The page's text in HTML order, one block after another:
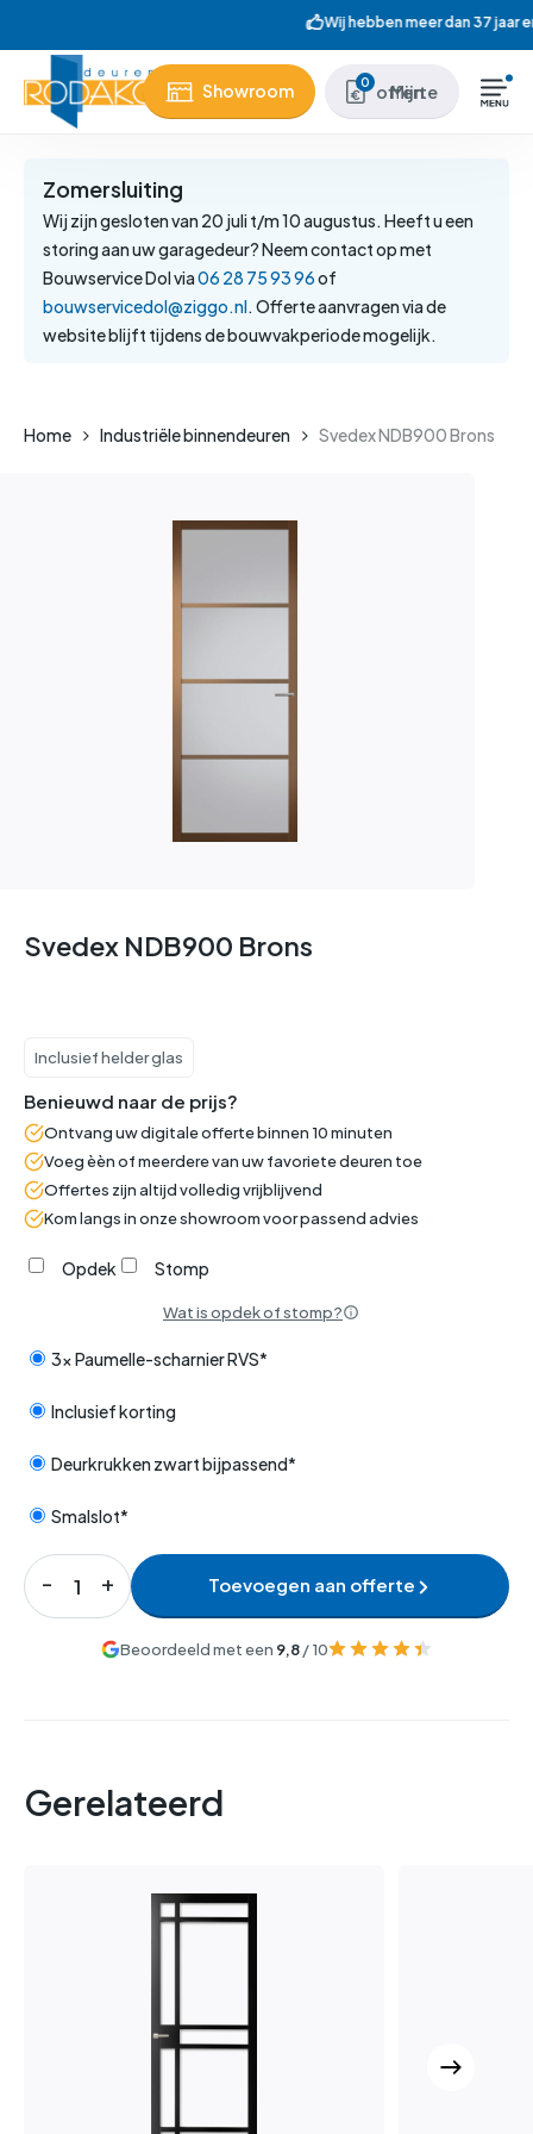
content
Wij hebben meer dan 37 jaar ervaring
Showroom 0 Mijn offerte
Zomersluiting
Wij zijn gesloten van 20 juli t/m 10 augustus. Heeft u een
storing aan uw garagedeur? Neem contact op met
Bouwservice Dol via06 28 75 93 96of
bouwservicedol@ziggo.nl. Offerte aanvragen via de
website blijft tijdens de bouwvakperiode mogelijk.
Home Industriële binnendeuren Svedex NDB900 Brons
Svedex NDB900 Brons
Inclusief helder glas
Benieuwd naar de prijs?
Ontvang uw digitale offerte binnen 10 minuten
Voeg èèn of meerdere van uw favoriete deuren toe
Offertes zijn altijd volledig vrijblijvend
Kom langs in onze showroom voor passend advies
Opdek Stomp
Wat is opdek of stomp?
3x Paumelle-scharnier RVS*
Inclusief korting
Deurkrukken zwart bijpassend*
Smalslot*
Toevoegen aan offerte
Beoordeeld met een 9,8/ 10
Gerelateerd
Close
Menu